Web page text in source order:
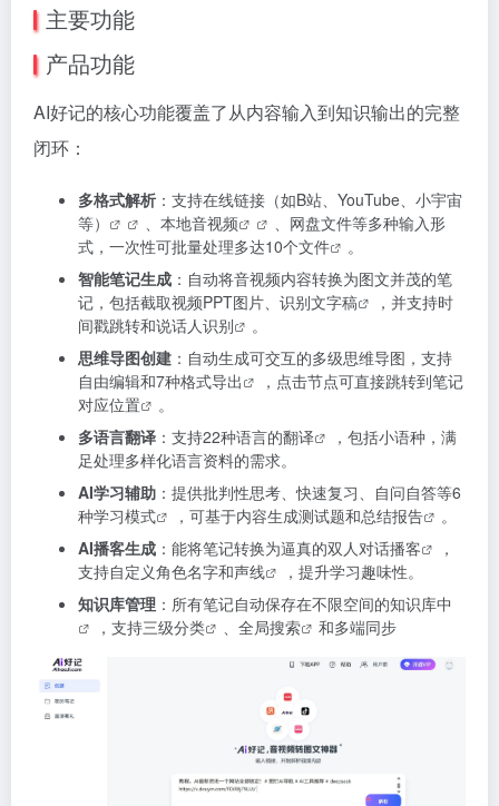
主要功能
产品功能
AI好记的核心功能覆盖了从内容输入到知识输出的完整
闭环：
多格式解析 ：支持在线链接（如B站、YouTube、小宇宙
等）
、本地音视频
、网盘文件等多种输入形
式，一次性可批量处理多达10个文件
。
智能笔记生成 ：自动将音视频内容转换为图文并茂的笔
记，包括截取视频PPT图片、识别文字稿
，并支持时
间戳跳转和说话人识别
。
思维导图创建 ：自动生成可交互的多级思维导图，支持
自由编辑和7种格式导出
，点击节点可直接跳转到笔记
对应位置
。
多语言翻译 ：支持22种语言的翻译
，包括小语种，满
足处理多样化语言资料的需求。
AI学习辅助 ：提供批判性思考、快速复习、自问自答等6
种学习模式
，可基于内容生成测试题和总结报告
。
AI播客生成 ：能将笔记转换为逼真的双人对话播客
，
支持自定义角色名字和声线
，提升学习趣味性。
知识库管理 ：所有笔记自动保存在不限空间的知识库中
，支持三级分类
、全局搜索 和多端同步